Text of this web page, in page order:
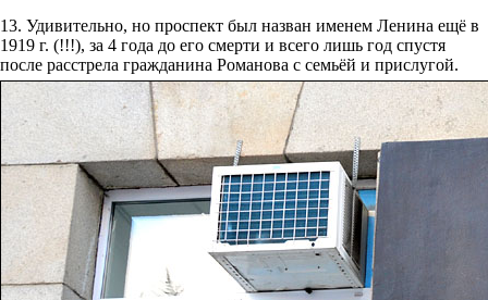
13. Удивительно, но проспект был назван именем Ленина ещё в
1919 г. (!!!), за 4 года до его смерти и всего лишь год спустя
после расстрела гражданина Романова с семьёй и прислугой.